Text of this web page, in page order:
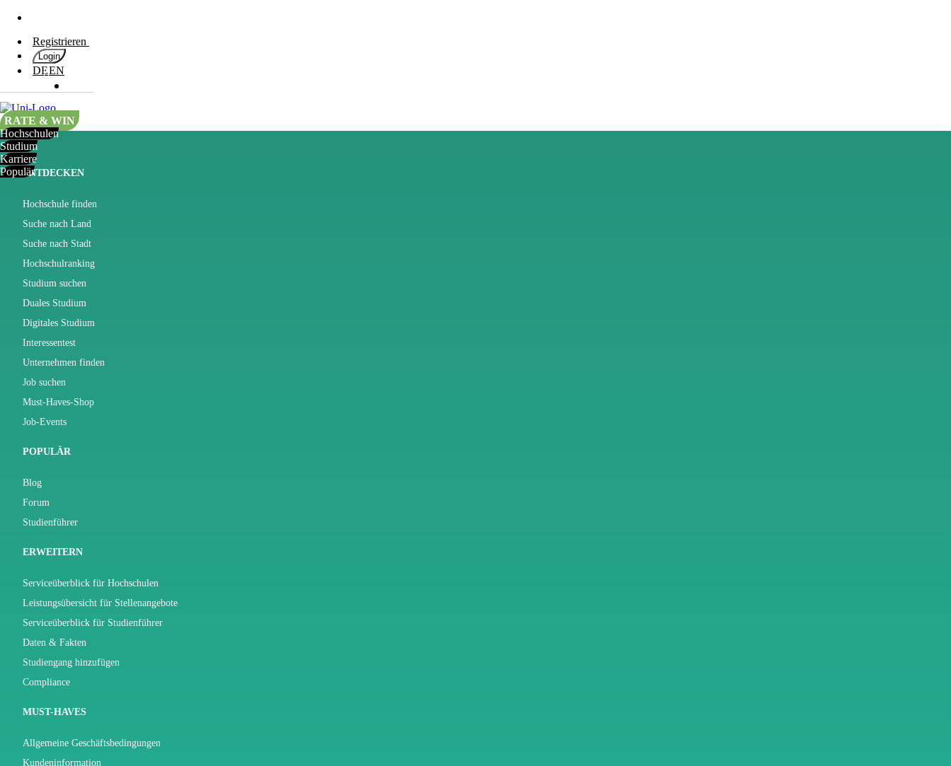
Registrieren
Login
DEEN
RATE & WIN
Hochschulen
Studium
Karriere
Populär
Hochschulen
Studium
Karriere
Populär
Rate
&
Win
ENGLISCH
Blog
ENTDECKEN
Hochschule finden
Suche nach Land
Suche nach Stadt
Hochschulranking
Studium suchen
Duales Studium
Digitales Studium
Interessentest
Unternehmen finden
Job suchen
Must-Haves-Shop
Job-Events
POPULÄR
Blog
Forum
Studienführer
ERWEITERN
Serviceüberblick für Hochschulen
Leistungsübersicht für Stellenangebote
Serviceüberblick für Studienführer
Daten & Fakten
Studiengang hinzufügen
Compliance
MUST-HAVES
Allgemeine Geschäftsbedingungen
Kundeninformation